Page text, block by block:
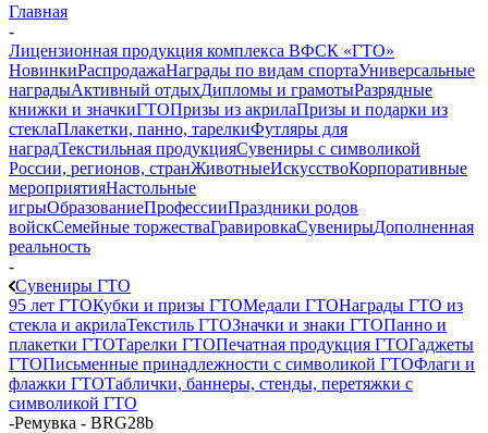
Главная
-
Лицензионная продукция комплекса ВФСК «ГТО»
НовинкиРаспродажаНаграды по видам спортаУниверсальные
наградыАктивный отдыхДипломы и грамотыРазрядные
книжки и значкиГТОПризы из акрилаПризы и подарки из
стеклаПлакетки, панно, тарелкиФутляры для
наградТекстильная продукцияСувениры с символикой
России, регионов, странЖивотныеИскусствоКорпоративные
мероприятияНастольные
игрыОбразованиеПрофессииПраздники родов
войскСемейные торжестваГравировкаСувенирыДополненная
реальность
-
Сувениры ГТО
95 лет ГТОКубки и призы ГТОМедали ГТОНаграды ГТО из
стекла и акрилаТекстиль ГТОЗначки и знаки ГТОПанно и
плакетки ГТОТарелки ГТОПечатная продукция ГТОГаджеты
ГТОПисьменные принадлежности с символикой ГТОФлаги и
флажки ГТОТаблички, баннеры, стенды, перетяжки с
символикой ГТО
-Ремувка - BRG28b